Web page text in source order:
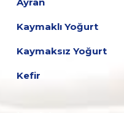
Kaymaklı Yoğurt
Kaymaksız Yoğurt
Kefir